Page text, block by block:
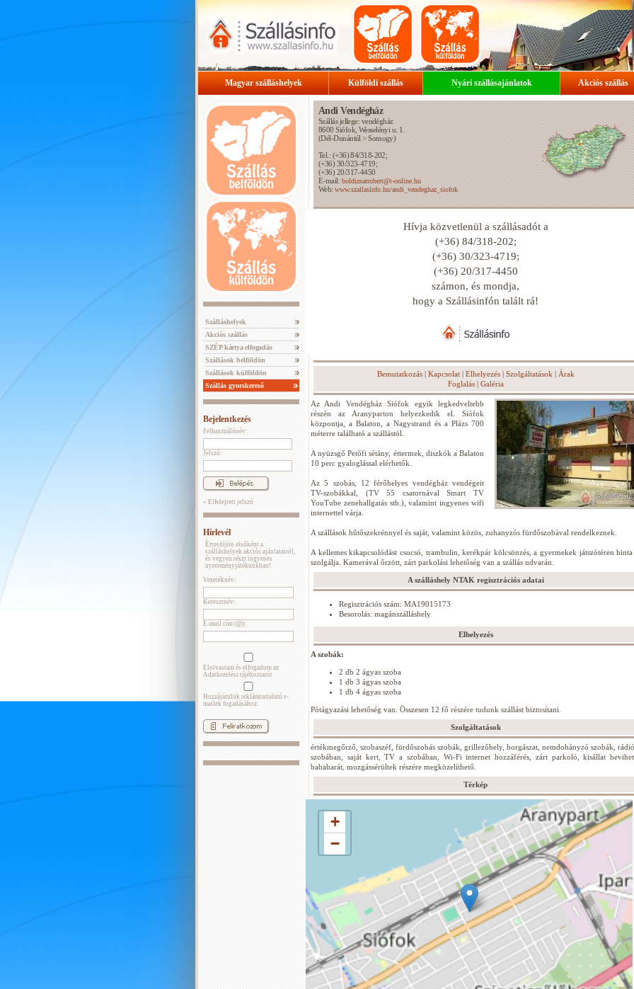
Magyar szálláshelyek Külföldi szállás Nyári szállásajánlatok Akciós szállás
Szálláshelyek
Akciós szállás
SZÉP kártya elfogadás
Szállások belföldön
Szállások külföldön
Szállás gyorskereső
Bejelentkezés
Felhasználónév:
Jelszó:
» Elfelejtett jelszó
Hírlevél
Értesüljön elsőként a
szálláshelyek akciós ajánlatairól,
és vegyen részt ingyenes
nyereményjátékunkban!
Vezetéknév:
Keresztnév:
E-mail cím (@):
Elolvastam és elfogadom az
Adatkezelési tájékoztatót
Hozzájárulok reklámtartalmú e-
mailek fogadásához.
Andi Vendégház
Szállás jellege: vendégház
8600Siófok, Wesselényi u. 1.
(Dél-Dunántúl >Somogy)
Tel.: (+36) 84/318-202;
(+36) 30/323-4719;
(+36) 20/317-4450
E-mail: boldizsarrobert@t-online.hu
Web:www.szallasinfo.hu/andi_vendeghaz_siofok
Hívja közvetlenül a szállásadót a
(+36) 84/318-202;
(+36) 30/323-4719;
(+36) 20/317-4450
számon, és mondja,
hogy a Szállásinfón talált rá!
Bemutatkozás| Kapcsolat| Elhelyezés| Szolgáltatások | Árak
Foglalás| Galéria
Az Andi Vendégház Siófok egyik legkedveltebb
részén az Aranyparton helyezkedik el. Siófok
központja, a Balaton, a Nagystrand és a Plázs 700
méterre található a szállástól.
A nyüzsgő Petőfi sétány, éttermek, diszkók a Balaton
10 perc gyaloglással elérhetők.
Az 5 szobás, 12 férőhelyes vendégház vendégeit
TV-szobákkal, (TV 55 csatornával Smart TV
YouTube zenehallgatás stb.), valamint ingyenes wifi
internettel várja.
A szállások hűtőszekrénnyel és saját, valamint közös, zuhanyzós fürdőszobával rendelkeznek.
A kellemes kikapcsolódást csocsó, trambulin, kerékpár kölcsönzés, a gyermekek játszótéren
szolgálja. Kamerával őrzött, zárt parkolási lehetőség van a szállás udvarán.
A szálláshely NTAK regisztrációs adatai
Regisztrációs szám: MA19015173
Besorolás: magánszálláshely
Elhelyezés
A szobák:
2 db 2 ágyas szoba
1 db 3 ágyas szoba
1 db 4 ágyas szoba
Pótágyazási lehetőség van. Összesen 12 fő részére tudunk szállást biztosítani.
Szolgáltatások
értékmegőrző, szobaszéf, fürdőszobás szobák, grillezőhely, horgászat, nemdohányzó szobák,
szobában, saját kert, TV a szobában, Wi-Fi internet hozzáférés, zárt parkoló, kisállat
bababarát, mozgássérültek részére megközelíthető.
Térkép
+
−